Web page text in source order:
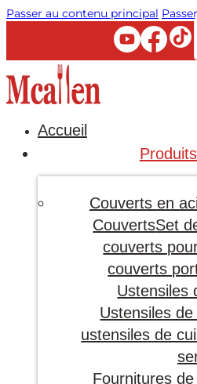
Passer au contenu principal
Accueil
Produits
Couverts en
CouvertsSet
couverts
couverts
Ustensiles
Ustensiles
ustensiles de
Fournitures